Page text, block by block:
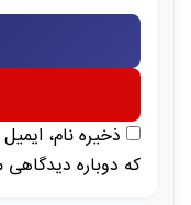
ذخیره نام،
که دوباره